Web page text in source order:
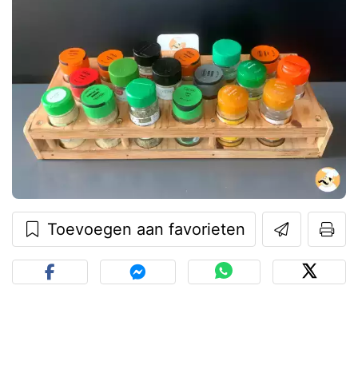
Toevoegen aan favorieten